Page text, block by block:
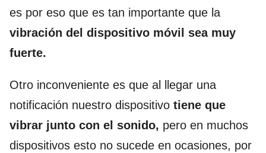
es por eso que es tan importante que la
vibración del dispositivo móvil sea muy
fuerte.
Otro inconveniente es que al llegar una
notificación nuestro dispositivo tiene que
vibrar junto con el sonido, pero en muchos
dispositivos esto no sucede en ocasiones, por